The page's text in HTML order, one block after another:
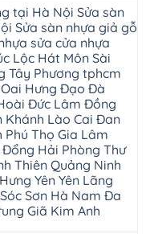
tại Hà Nội Sửa sàn
Sửa sàn nhựa giả gỗ
sửa cửa nhựa
Lộc Hát Môn Sài
Tây Phương tphcm
Hưng Đạo Đà
Đức Lâm Đồng
Khánh Lào Cai Đan
Phú Thọ Gia Lâm
Hải Phòng Thư
Thiên Quảng Ninh
Yên Yên Lãng
Sơn Hà Nam Đa
Giã Kim Anh